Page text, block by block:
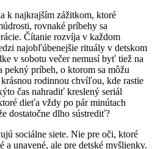
k najkrajším zážitkom, ktoré
rovnaké príbehy sa
Čítanie rozvíja v každom
najobľúbenejšie rituály v detskom
v sobotu večer nemusí byť tiež na
pekný príbeh, o ktorom sa môžu
rodinnou chvíľou, kde rastie
čas nahradiť kreslený seriál
dieťa vždy po pár minútach
dostatočne dlho sústrediť?
sociálne siete. Nie pre oči, ktoré
a unavené, ale pre detské myšlienky.